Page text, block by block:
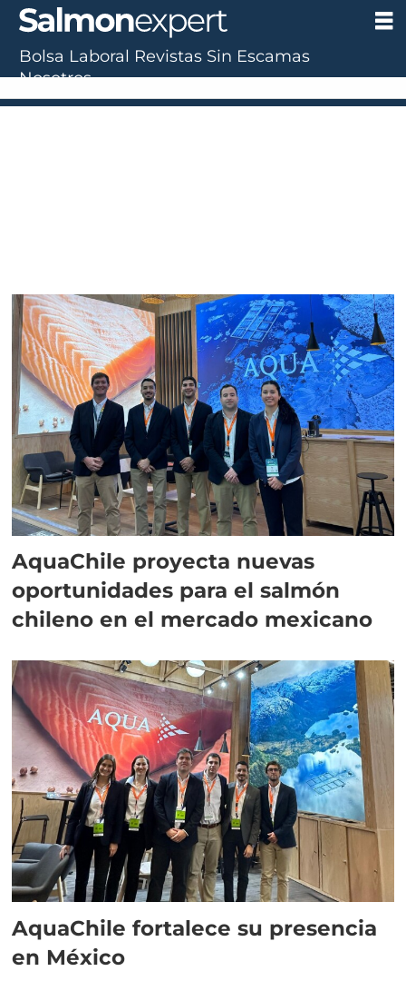
Tag:
méxico
AquaChile proyecta nuevas
oportunidades para el salmón
chileno en el mercado mexicano
AquaChile fortalece su presencia
en México
Bolsa Laboral Revistas Sin Escamas
Nosotros